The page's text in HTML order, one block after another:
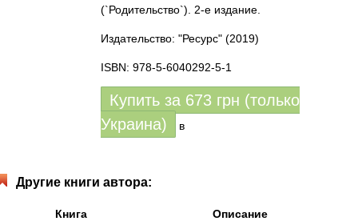
(`Родительство`). 2-е издание.
Издательство: "Ресурс" (2019)
ISBN: 978-5-6040292-5-1
Купить за 673 грн (только
Украина)
в
Другие книги автора:
Книга
Описание